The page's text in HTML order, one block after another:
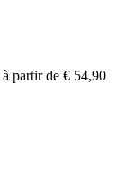
à partir de € 54,90